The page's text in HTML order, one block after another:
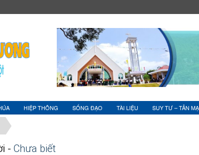
HIỆP THÔNG SỐNG ĐẠO TÀI LIỆU SUY TƯ – TẢN
- Chưa biết